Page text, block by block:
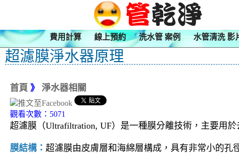
費用計算 線上預約 洗水管 案例 水管清洗 影
超濾膜淨水器原理
首頁 》 淨水器相關
觀看次數：5071
超濾膜（Ultrafiltration, UF）是一種膜分離技術，主要用
膜結構： 超濾膜由皮膚層和海綿層構成，具有非常小的孔